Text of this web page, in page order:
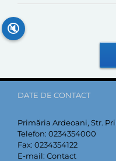
DATE DE CONTACT
Primăria Ardeoani, Str.
Telefon: 0234354000
Fax: 0234354122
E-mail: Contact
🔇